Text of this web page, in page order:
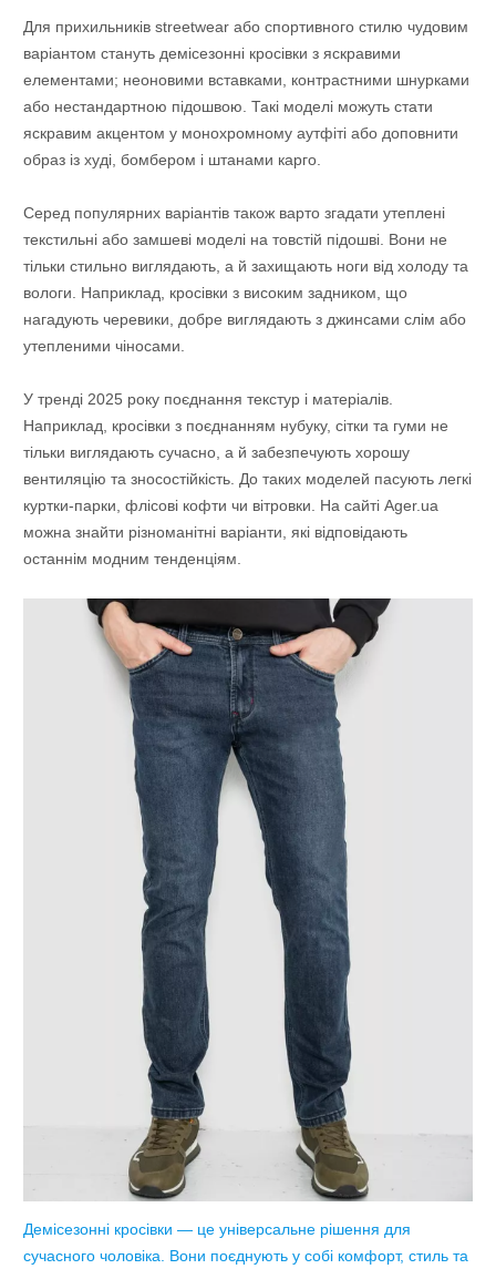
Для прихильників streetwear або спортивного стилю чудовим
варіантом стануть демісезонні кросівки з яскравими
елементами; неоновими вставками, контрастними шнурками
або нестандартною підошвою. Такі моделі можуть стати
яскравим акцентом у монохромному аутфіті або доповнити
образ із худі, бомбером і штанами карго.
Серед популярних варіантів також варто згадати утеплені
текстильні або замшеві моделі на товстій підошві. Вони не
тільки стильно виглядають, а й захищають ноги від холоду та
вологи. Наприклад, кросівки з високим задником, що
нагадують черевики, добре виглядають з джинсами слім або
утепленими чіносами.
У тренді 2025 року поєднання текстур і матеріалів.
Наприклад, кросівки з поєднанням нубуку, сітки та гуми не
тільки виглядають сучасно, а й забезпечують хорошу
вентиляцію та зносостійкість. До таких моделей пасують легкі
куртки-парки, флісові кофти чи вітровки. На сайті Ager.ua
можна знайти різноманітні варіанти, які відповідають
останнім модним тенденціям.
Демісезонні кросівки — це універсальне рішення для
сучасного чоловіка. Вони поєднують у собі комфорт, стиль та